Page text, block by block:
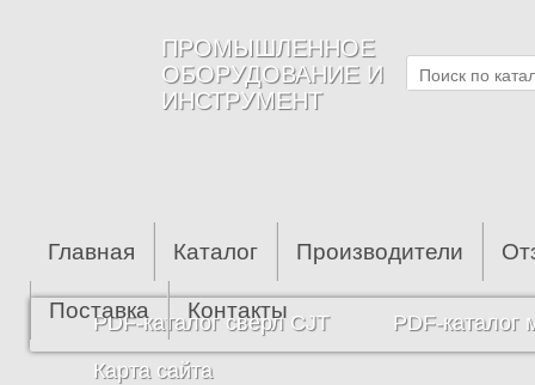
ПРОМЫШЛЕННОЕ
ОБОРУДОВАНИЕ И
ИНСТРУМЕНТ
Главная Каталог Производители
Поставка Контакты
PDF-каталог сверл CJT
PDF-каталог
Карта сайта